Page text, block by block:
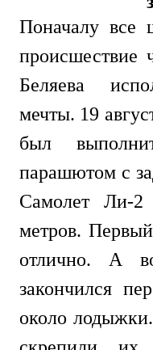
Поначалу
происшествие
Беляева
мечты. 19
был
парашютом с
Самолет Ли-2
метров.
отлично. А
закончился
около